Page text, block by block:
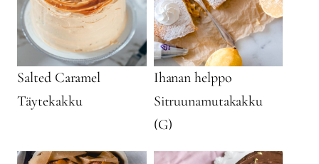
Salted Caramel
Täytekakku
Ihanan helppo
Sitruunamutakakku
(G)